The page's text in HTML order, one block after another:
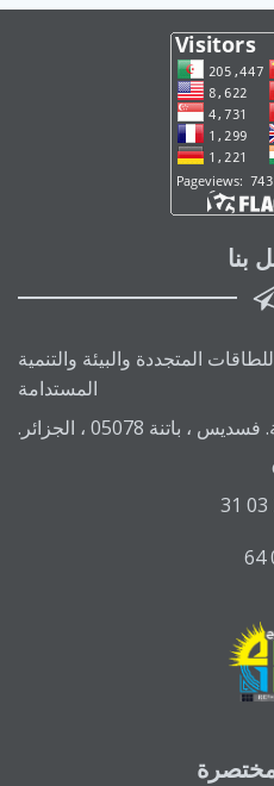
بنا
المتجددة والبيئة والتنمية
المستدامة
05078 ، الجزائر.